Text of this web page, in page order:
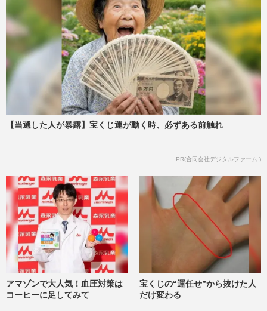
突然の脳損傷で“余命2、3日”宣告から10
年…重度障害の息子と母がともに歩んだ壮
絶10年
週刊女性2026年4月28日・5月5日号 2026/4/25
『ミヤネ屋』宮根誠司、ろれつ回らない弁
護士に駆け寄り介抱…晩節汚す前に視聴者
から絶賛の声
週刊女性PRIME 2026/4/17
フリーアナ・野村邦丸さん、ステージ3腎
語った“正しく怖がる”大切…
週刊女性2026年4月21日号 2026/4/12
【当選した人が暴露】宝くじ運が動く時、必ずある前触れ
PR(合同会社デジタルファーム )
アマゾンで大人気！血圧対策は
コーヒーに足してみて
宝くじの“運任せ”から抜けた人
だけ変わる